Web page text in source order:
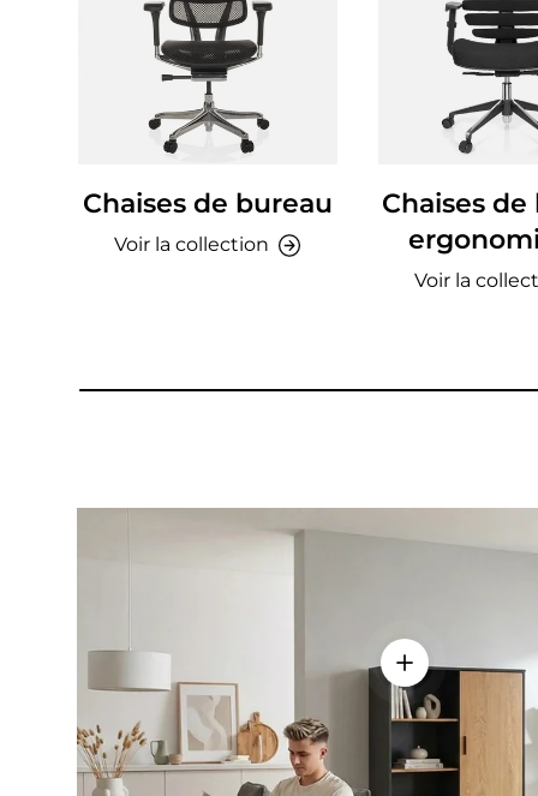
Chaises de bureau
Voir la collection
Chaises
Voir la
Voir les détails